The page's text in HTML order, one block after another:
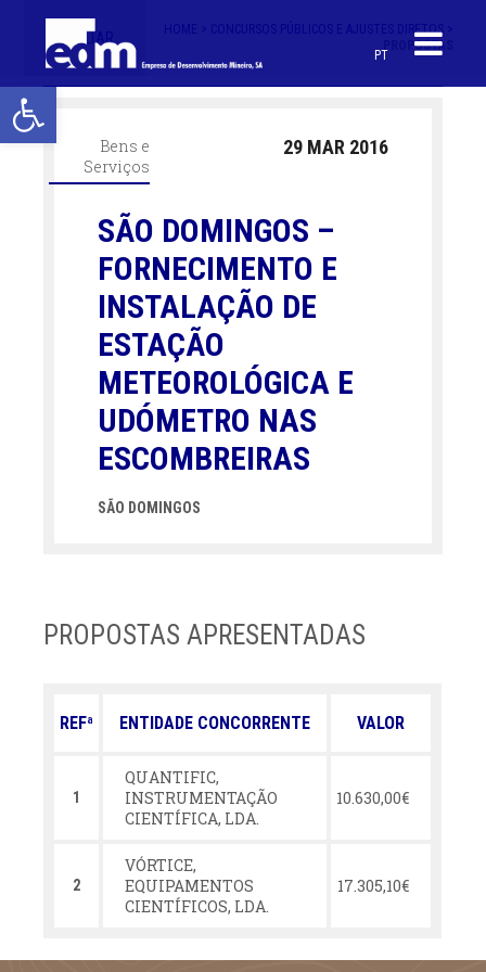
Open toolbar
PT
< VOLTAR
CONCURSOS PÚBLICOS E AJUSTES DIRETOS >
PROPOSTAS
Bens e
Serviços
29 MAR 2016
SÃO DOMINGOS –
FORNECIMENTO E
INSTALAÇÃO DE
ESTAÇÃO
METEOROLÓGICA E
UDÓMETRO NAS
ESCOMBREIRAS
SÃO DOMINGOS
PROPOSTAS APRESENTADAS
REFª ENTIDADE CONCORRENTE VALOR
1
QUANTIFIC,
INSTRUMENTAÇÃO
CIENTÍFICA, LDA.
10.630,00€
2
VÓRTICE,
EQUIPAMENTOS
CIENTÍFICOS, LDA.
17.305,10€